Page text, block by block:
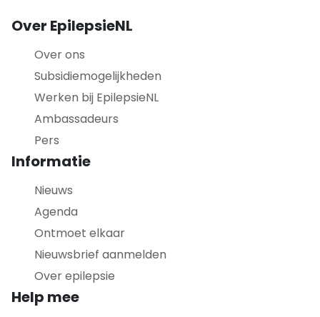
Over EpilepsieNL
Over ons
Subsidiemogelijkheden
Werken bij EpilepsieNL
Ambassadeurs
Pers
Informatie
Nieuws
Agenda
Ontmoet elkaar
Nieuwsbrief aanmelden
Over epilepsie
Help mee